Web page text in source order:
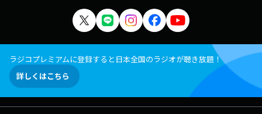
ラジコプレミアムに登録すると日本全国のラジオが聴き放題！
詳しくはこちら